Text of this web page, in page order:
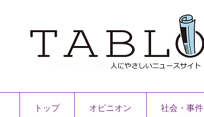
トップ オピニオン 社会・事件